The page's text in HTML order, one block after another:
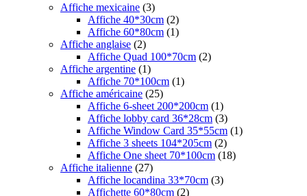
Affiche mexicaine (3)
Affiche 40*30cm (2)
Affiche 60*80cm (1)
Affiche anglaise (2)
Affiche Quad 100*70cm (2)
Affiche argentine (1)
Affiche 70*100cm (1)
Affiche américaine (25)
Affiche 6-sheet 200*200cm (1)
Affiche lobby card 36*28cm (3)
Affiche Window Card 35*55cm (1)
Affiche 3 sheets 104*205cm (2)
Affiche One sheet 70*100cm (18)
Affiche italienne (27)
Affiche locandina 33*70cm (3)
Affichette 60*80cm (2)